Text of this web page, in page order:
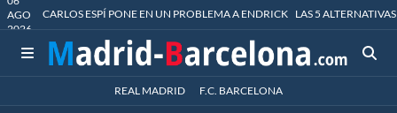
AGO
2026
CARLOS ESPÍ PONE EN UN PROBLEMA A ENDRICK LAS 5
REAL MADRID F.C. BARCELONA